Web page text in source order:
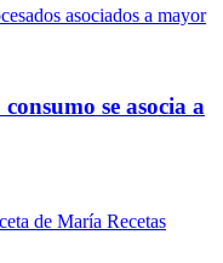
se asocia a
Recetas